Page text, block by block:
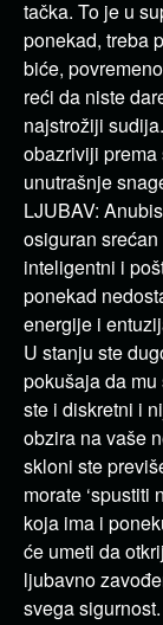
tačka. To je u
ponekad, treba
biće,
reći da niste
najstrožiji
obazriviji
unutrašnje
LJUBAV:
osiguran
inteligentni i
ponekad
energije i
U stanju ste
pokušaja da
ste i diskretni i
obzira na vaše
skloni ste
morate ‘spustiti
koja ima i
će umeti da
ljubavno
svega